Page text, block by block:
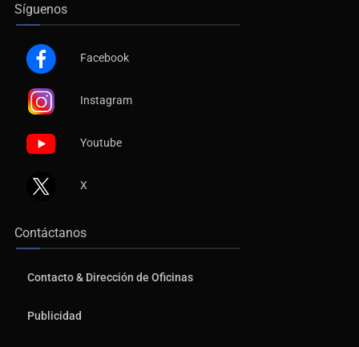
Michoacán
Síguenos
Facebook
Instagram
Youtube
X
Contáctanos
Contacto & Dirección de Oficinas
Publicidad